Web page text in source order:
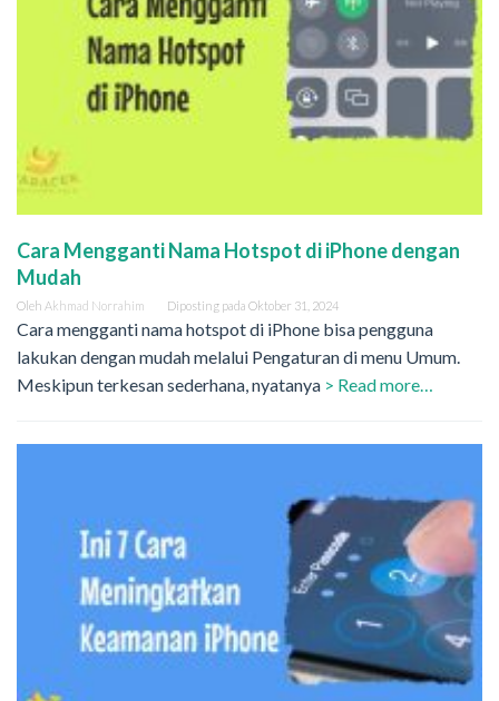
Cara Mengganti Nama Hotspot di iPhone dengan
Mudah
Oleh Akhmad Norrahim Diposting pada Oktober 31, 2024
Cara mengganti nama hotspot di iPhone bisa pengguna
lakukan dengan mudah melalui Pengaturan di menu Umum.
Meskipun terkesan sederhana, nyatanya > Read more…